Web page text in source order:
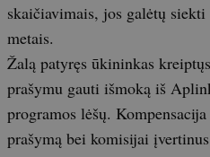
skaičiavimais, jos galėtų
metais.
Žalą patyręs ūkininkas
prašymu gauti išmoką iš
programos lėšų.
prašymą bei komisijai